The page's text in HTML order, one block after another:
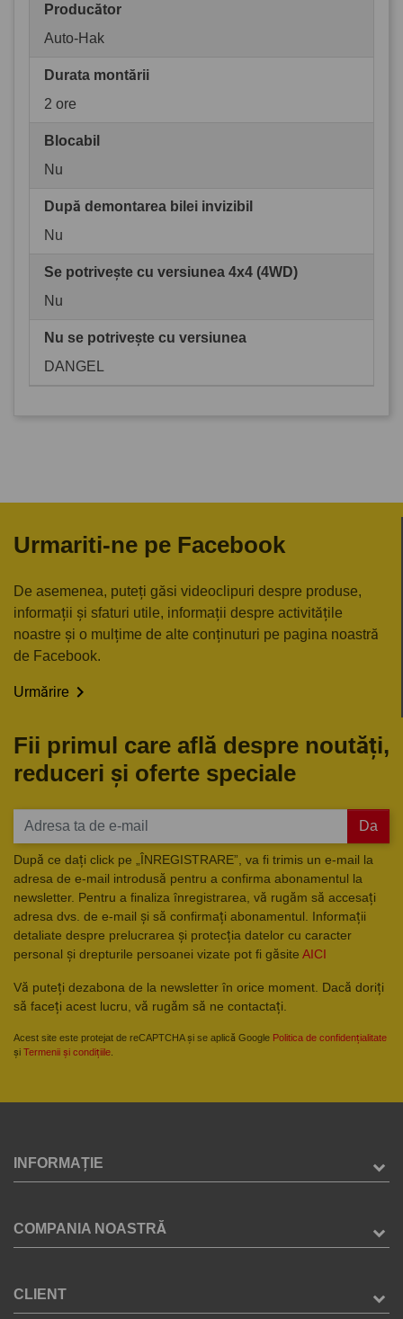
Producător
Auto-Hak
Durata montării
2 ore
Blocabil
Nu
După demontarea bilei invizibil
Nu
Se potrivește cu versiunea 4x4 (4WD)
Nu
Nu se potrivește cu versiunea
DANGEL
Urmariti-ne pe Facebook
De asemenea, puteți găsi videoclipuri despre produse,
informații și sfaturi utile, informații despre activitățile
noastre și o mulțime de alte conținuturi pe pagina noastră
de Facebook.
Urmărire 
Fii primul care află despre noutăți,
reduceri și oferte speciale
Da
După ce dați click pe „ÎNREGISTRARE”, va fi trimis un e-mail la
adresa de e-mail introdusă pentru a confirma abonamentul la
newsletter. Pentru a finaliza înregistrarea, vă rugăm să accesați
adresa dvs. de e-mail și să confirmați abonamentul. Informații
detaliate despre prelucrarea și protecția datelor cu caracter
personal și drepturile persoanei vizate pot fi găsite AICI
Vă puteți dezabona de la newsletter în orice moment. Dacă doriți
să faceți acest lucru, vă rugăm să ne contactați.
Acest site este protejat de reCAPTCHA și se aplică Google Politica de confidențialitate
și Termenii și condițiile
INFORMAȚIE
COMPANIA NOASTRĂ
CLIENT